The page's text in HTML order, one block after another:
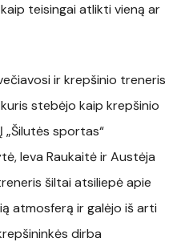
teisingai atlikti vieną ar
ir krepšinio treneris
stebėjo kaip krepšinio
sportas“
Ieva Raukaitė ir Austėja
šiltai atsiliepė apie
atmosferą ir galėjo iš arti
dirba